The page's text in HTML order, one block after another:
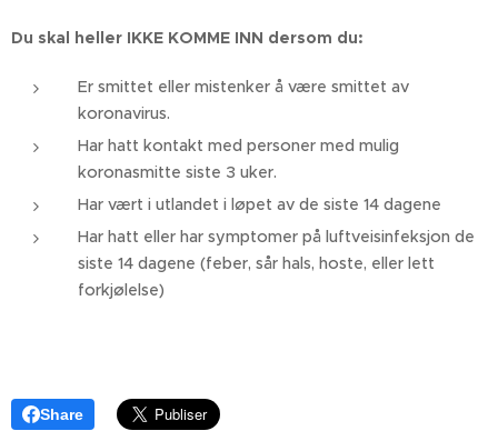
Du skal heller IKKE KOMME INN dersom du:
Er smittet eller mistenker å være smittet av
koronavirus.
Har hatt kontakt med personer med mulig
koronasmitte siste 3 uker.
Har vært i utlandet i løpet av de siste 14 dagene
Har hatt eller har symptomer på luftveisinfeksjon de
siste 14 dagene (feber, sår hals, hoste, eller lett
forkjølelse)
Share